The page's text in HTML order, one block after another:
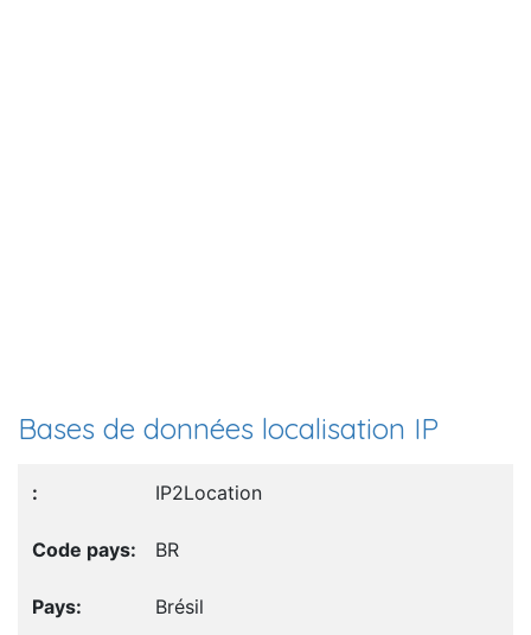
Bases de données localisation IP
IP2Location
BR
Brésil